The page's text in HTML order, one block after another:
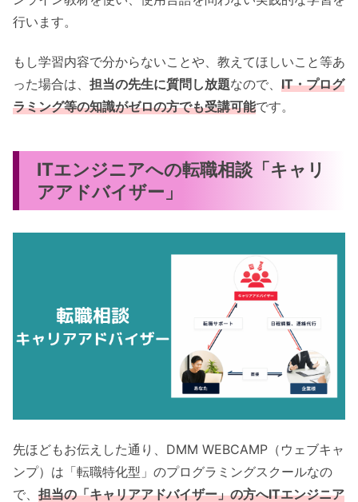
行います。
もし学習内容で分からないことや、教えてほしいこと等あ
った場合は、 担当の先生に質問し放題なので、 IT・プログ
ラミング等の知識がゼロの方でも受講可能です。
ITエンジニアへの転職相談「キャリ
アアドバイザー」
先ほどもお伝えした通り、DMM WEBCAMP（ウェブキャ
ンプ）は「転職特化型」のプログラミングスクールなの
で、 担当の「キャリアアドバイザー」の方へITエンジニア